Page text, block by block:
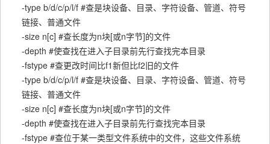
-type b/d/c/p/l/f #查是块设备、目录、字符设备、管道、符号
链接、普通文件
-size n[c] #查长度为n块[或n字节]的文件
-depth #使查找在进入子目录前先行查找完本目录
-fstype #查更改时间比f1新但比f2旧的文件
-type b/d/c/p/l/f #查是块设备、目录、字符设备、管道、符号
链接、普通文件
-size n[c] #查长度为n块[或n字节]的文件
-depth #使查找在进入子目录前先行查找完本目录
-fstype #查位于某一类型文件系统中的文件，这些文件系统